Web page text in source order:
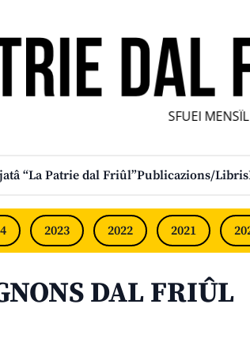
SFUEI MENSÎL
“La Patrie dal Friûl”Publicazions/Libris
2023 2022 2021
DAL FRIÛL